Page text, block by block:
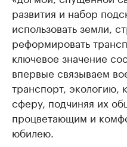
развития и набор
использовать земли,
реформировать
ключевое значение
впервые связываем
транспорт, экологию,
сферу, подчиняя их
процветающим и
юбилею.